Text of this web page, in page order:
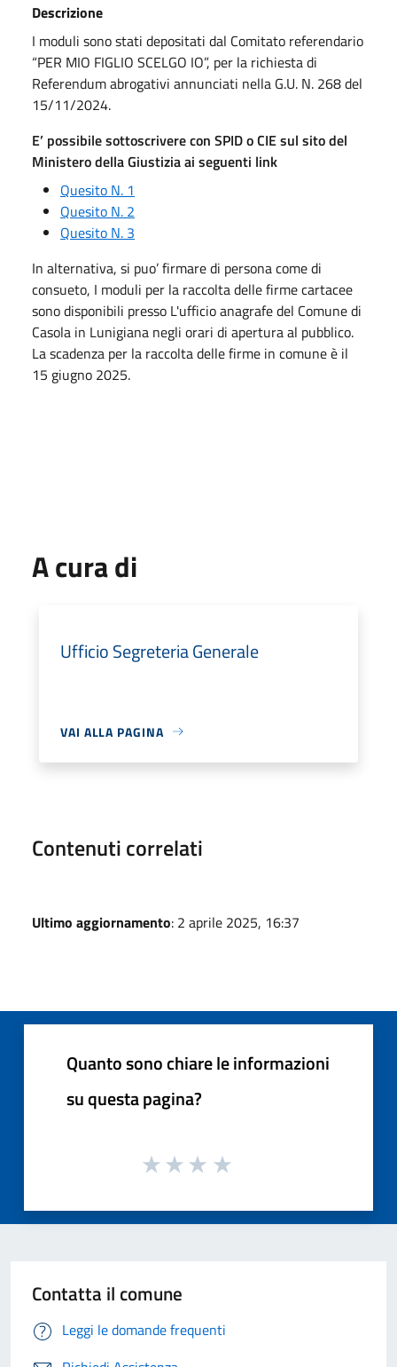
Descrizione
I moduli sono stati depositati dal Comitato referendario
“PER MIO FIGLIO SCELGO IO”, per la richiesta di
Referendum abrogativi annunciati nella G.U. N. 268 del
15/11/2024.
E’ possibile sottoscrivere con SPID o CIE sul sito del
Ministero della Giustizia ai seguenti link
Quesito N. 1
Quesito N. 2
Quesito N. 3
In alternativa, si puo’ firmare di persona come di
consueto, I moduli per la raccolta delle firme cartacee
sono disponibili presso L'ufficio anagrafe del Comune di
Casola in Lunigiana negli orari di apertura al pubblico.
La scadenza per la raccolta delle firme in comune è il
15 giugno 2025.
A cura di
Ufficio Segreteria Generale
VAI ALLA PAGINA
Contenuti correlati
Ultimo aggiornamento: 2 aprile 2025, 16:37
Quanto sono chiare le informazioni
su questa pagina?
Contatta il comune
Leggi le domande frequenti